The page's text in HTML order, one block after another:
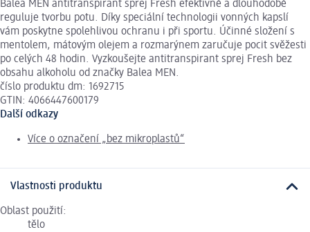
Balea MEN antitranspirant sprej Fresh efektivně a dlouhodobě
reguluje tvorbu potu. Díky speciální technologii vonných kapslí
vám poskytne spolehlivou ochranu i při sportu. Účinné složení s
mentolem, mátovým olejem a rozmarýnem zaručuje pocit svěžesti
po celých 48 hodin. Vyzkoušejte antitranspirant sprej Fresh bez
obsahu alkoholu od značky Balea MEN.
číslo produktu dm: 1692715
GTIN: 4066447600179
Další odkazy
Více o označení „bez mikroplastů“
Vlastnosti produktu
Oblast použití:
tělo